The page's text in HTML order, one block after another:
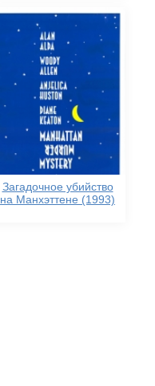
Загадочное убийство
на Манхэттене (1993)